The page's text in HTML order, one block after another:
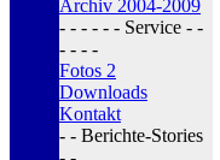
Archiv 2004-2009
- - - - - - Service - -
- - - -
Fotos 2
Downloads
Kontakt
- - Berichte-Stories